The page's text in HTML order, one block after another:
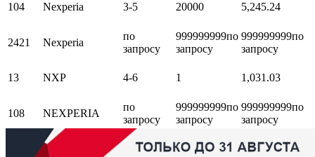
104 Nexperia 3-5 20000 5,245.24
2421 Nexperia
по
запросу
999999999по
запросу
999999999по
запросу
13 NXP 4-6 1 1,031.03
108 NEXPERIA
по
запросу
999999999по
запросу
999999999по
запросу